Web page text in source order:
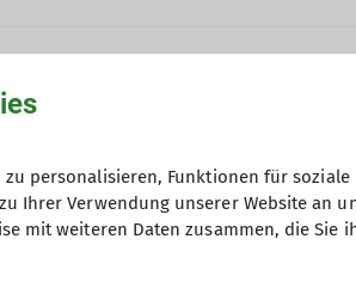
personalisieren, Funktionen für
Ihrer Verwendung unserer Website an
mit weiteren Daten zusammen, die